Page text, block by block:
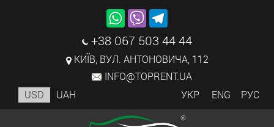
+38 067 503 44 44
КИЇВ, ВУЛ. АНТОНОВИЧА, 112
INFO@TOPRENT.UA
USD
UAH УКР ENG РУС